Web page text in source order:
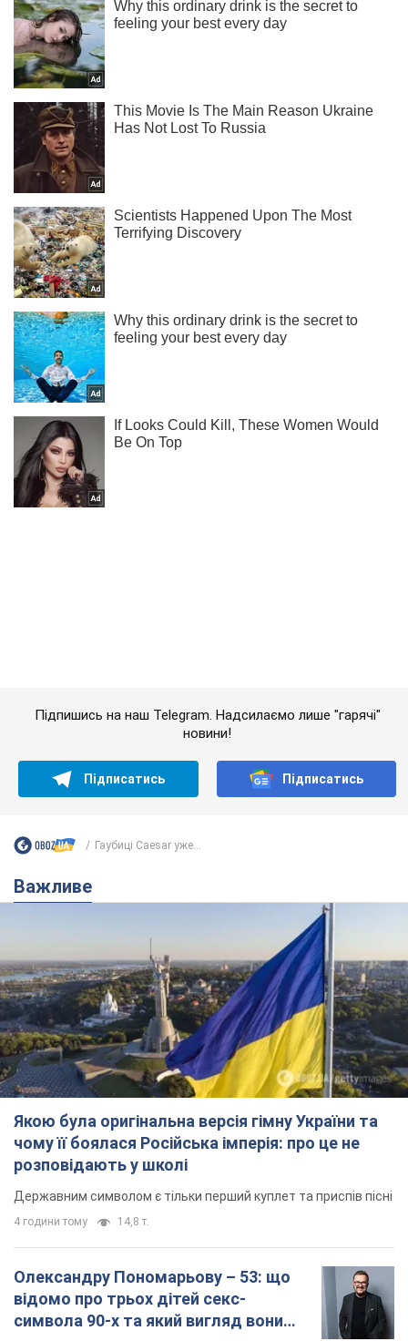
Важливе
Якою була оригінальна версія гімну України та
чому її боялася Російська імперія: про це не
розповідають у школі
Державним символом є тільки перший куплет та приспів пісні
4 години тому 14,8 т.
Олександру Пономарьову – 53: що
відомо про трьох дітей секс-
символа 90-х та який вигляд вони
мають
За розвитком кар'єри артист не забував про
долари 1996 року: чи приймають
обмінники та банки такі купюри